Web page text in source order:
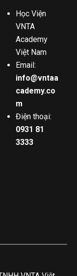
Học Viện
VNTA
Academy
Việt Nam
Email:
info@vntaa
cademy.co
m
Điện thoại:
0931 81
3333